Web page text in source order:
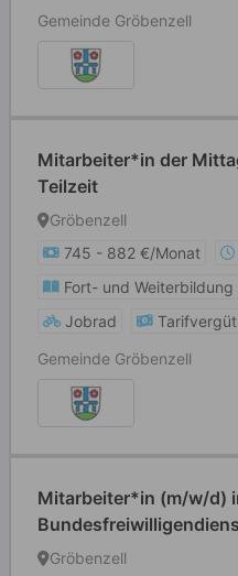
Gemeinde Gröbenzell
Mitarbeiter*in der
Teilzeit
Gröbenzell
745 - 882 €/Monat
Fort- und Weiterbildung
Jobrad
Gemeinde Gröbenzell
Mitarbeiter*in (m/w/d)
Gröbenzell